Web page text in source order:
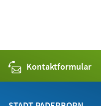
Kontaktformular